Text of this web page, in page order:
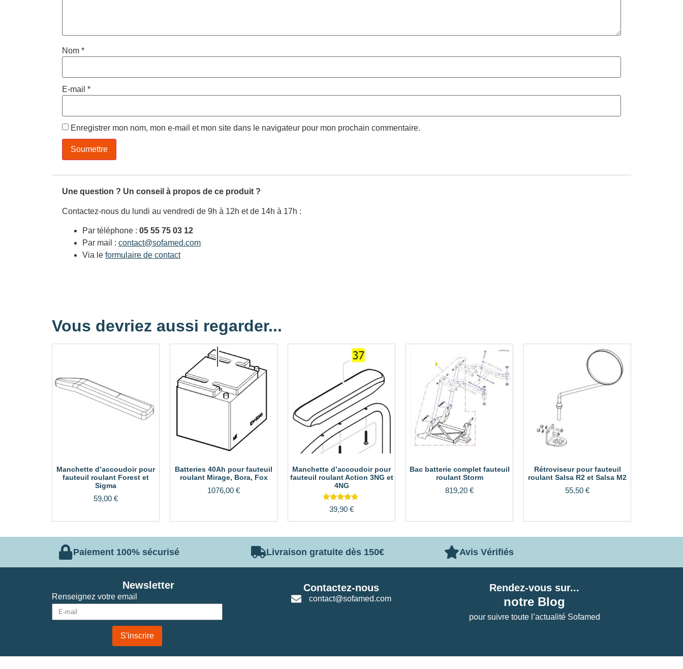
Nom *
E-mail *
Enregistrer mon nom, mon e-mail et mon site dans le navigateur pour mon prochain commentaire.
Une question ? Un conseil à propos de ce produit ?
Contactez-nous du lundi au vendredi de 9h à 12h et de 14h à 17h :
Par téléphone : 05 55 75 03 12
Par mail : contact@sofamed.com
Via le formulaire de contact
Vous devriez aussi regarder...
Manchette d’accoudoir pour
fauteuil roulant Forest et
Sigma
59,00 €
Batteries 40Ah pour fauteuil
roulant Mirage, Bora, Fox
1076,00 €
Manchette d’accoudoir pour
fauteuil roulant Action 3NG et
4NG
Note
4.50
sur 5
39,90 €
Bac batterie complet fauteuil
roulant Storm
819,20 €
Rétroviseur pour fauteuil
roulant Salsa R2 et Salsa M2
55,50 €
Paiement 100% sécurisé Livraison gratuite dès 150€ Avis Vérifiés
Renseignez votre email
S'inscrire
Newsletter Contactez-nous
contact@sofamed.com
Rendez-vous sur...
notre Blog
pour suivre toute l’actualité Sofamed